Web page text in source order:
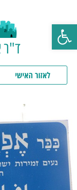
פתח סרגל נגישות
ד"ר
לאזור האישי